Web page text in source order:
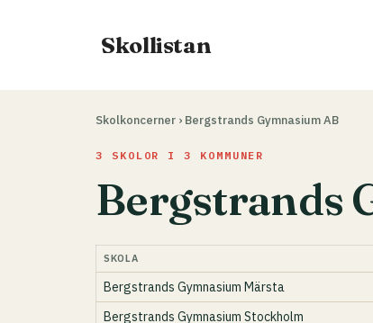
Skollistan
Skolkoncerner › Bergstrands Gymnasium AB
3 SKOLOR I 3 KOMMUNER
Bergstrands
SKOLA
Bergstrands Gymnasium Märsta
Bergstrands Gymnasium Stockholm